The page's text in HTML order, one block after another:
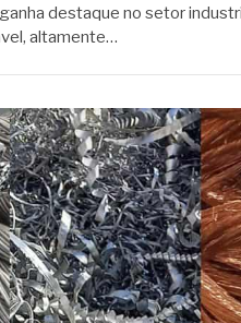
destaque no setor
altamente…